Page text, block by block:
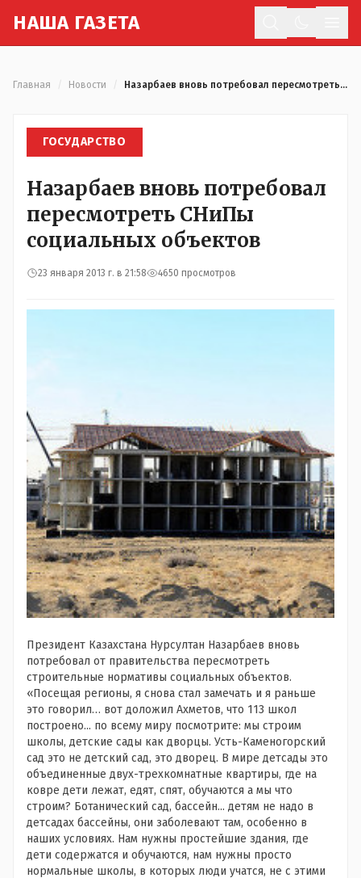
НАША ГАЗЕТА
Главная Новости Назарбаев вновь потребовал пересмотреть СНиПы социальных объектов
ГОСУДАРСТВО
Назарбаев вновь потребовал
пересмотреть СНиПы
социальных объектов
23 января 2013 г. в 21:58 4650 просмотров
Президент Казахстана Нурсултан Назарбаев вновь
потребовал от правительства пересмотреть
строительные нормативы социальных объектов.
«Посещая регионы, я снова стал замечать и я раньше
это говорил… вот доложил Ахметов, что 113 школ
построено... по всему миру посмотрите: мы строим
школы, детские сады как дворцы. Усть-Каменогорский
сад это не детский сад, это дворец. В мире детсады это
объединенные двух-трехкомнатные квартиры, где на
ковре дети лежат, едят, спят, обучаются а мы что
строим? Ботанический сад, бассейн... детям не надо в
детсадах бассейны, они заболевают там, особенно в
наших условиях. Нам нужны простейшие здания, где
дети содержатся и обучаются, нам нужны просто
нормальные школы, в которых люди учатся, не с этими